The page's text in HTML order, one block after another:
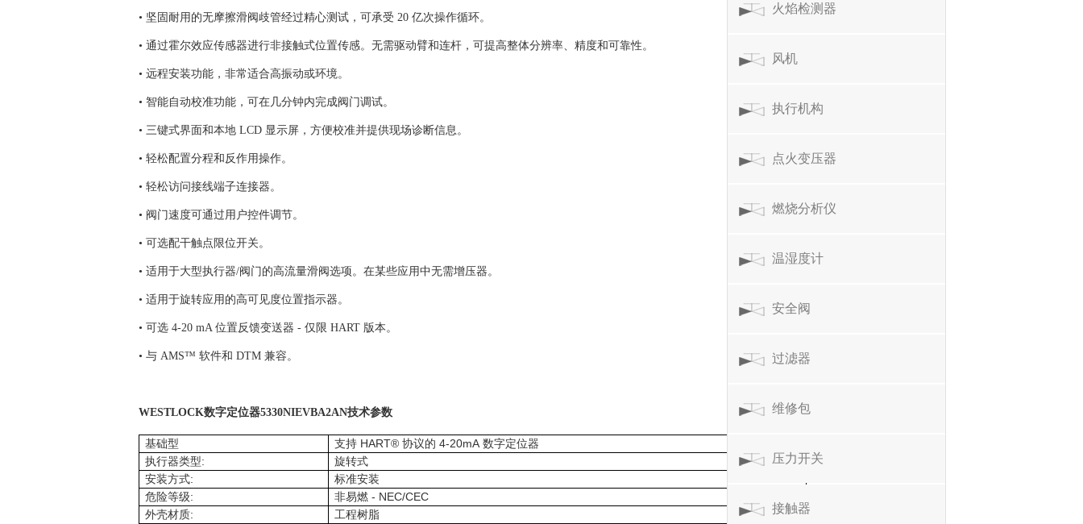
• 坚固耐用的无摩擦滑阀歧管经过精心测试，可承受 20 亿次操作循环。
• 通过霍尔效应传感器进行非接触式位置传感。无需驱动臂和连杆，可提高整体分辨率、精度和可靠性。
• 远程安装功能，非常适合高振动或环境。
• 智能自动校准功能，可在几分钟内完成阀门调试。
• 三键式界面和本地 LCD 显示屏，方便校准并提供现场诊断信息。
• 轻松配置分程和反作用操作。
• 轻松访问接线端子连接器。
• 阀门速度可通过用户控件调节。
• 可选配干触点限位开关。
• 适用于大型执行器/阀门的高流量滑阀选项。在某些应用中无需增压器。
• 适用于旋转应用的高可见度位置指示器。
• 可选 4-20 mA 位置反馈变送器 - 仅限 HART 版本。
• 与 AMS™ 软件和 DTM 兼容。
WESTLOCK数字定位器5330NIEVBA2AN技术参数
基础型 支持 HART® 协议的 4-20mA 数字定位器
执行器类型:
旋转式
安装方式:
标准安装
危险等级: 非易燃 - NEC/CEC
外壳材质:
工程树脂
火焰检测器
风机
执行机构
点火变压器
燃烧分析仪
温湿度计
安全阀
过滤器
维修包
压力开关
接触器